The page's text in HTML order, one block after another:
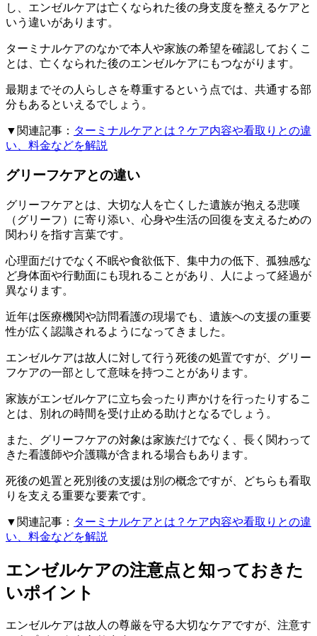
し、エンゼルケアは亡くなられた後の身支度を整えるケアと
いう違いがあります。
ターミナルケアのなかで本人や家族の希望を確認しておくこ
とは、亡くなられた後のエンゼルケアにもつながります。
最期までその人らしさを尊重するという点では、共通する部
分もあるといえるでしょう。
▼関連記事： ターミナルケアとは？ケア内容や看取りとの違
い、料金などを解説
グリーフケアとの違い
グリーフケアとは、大切な人を亡くした遺族が抱える悲嘆
（グリーフ）に寄り添い、心身や生活の回復を支えるための
関わりを指す言葉です。
心理面だけでなく不眠や食欲低下、集中力の低下、孤独感な
ど身体面や行動面にも現れることがあり、人によって経過が
異なります。
近年は医療機関や訪問看護の現場でも、遺族への支援の重要
性が広く認識されるようになってきました。
エンゼルケアは故人に対して行う死後の処置ですが、グリー
フケアの一部として意味を持つことがあります。
家族がエンゼルケアに立ち会ったり声かけを行ったりするこ
とは、別れの時間を受け止める助けとなるでしょう。
また、グリーフケアの対象は家族だけでなく、長く関わって
きた看護師や介護職が含まれる場合もあります。
死後の処置と死別後の支援は別の概念ですが、どちらも看取
りを支える重要な要素です。
▼関連記事： ターミナルケアとは？ケア内容や看取りとの違
い、料金などを解説
エンゼルケアの注意点と知っておきた
いポイント
エンゼルケアは故人の尊厳を守る大切なケアですが、注意す